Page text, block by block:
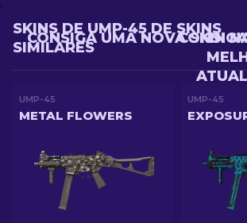
CONSIGA UMA NOVA SKIN
SKINS DE UMP-45 DE SKINS
SIMILARES
UMP-45
METAL FLOWERS
UMP-45